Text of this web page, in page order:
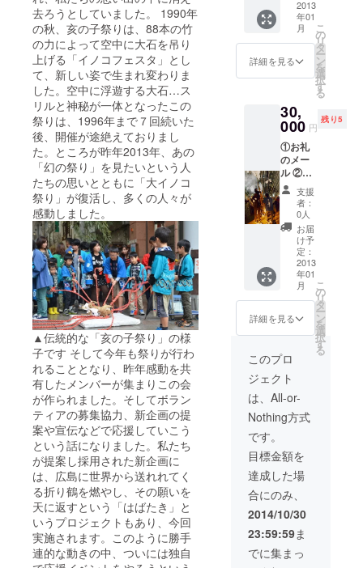
去ろうとしていました。 1990年
の秋、亥の子祭りは、88本の竹
の力によって空中に大石を吊り
上げる「イノコフェスタ」とし
て、新しい姿で生まれ変わりま
した。空中に浮遊する大石…ス
リルと神秘が一体となったこの
祭りは、1996年まで７回続いた
後、開催が途絶えておりまし
た。ところが昨年2013年、あの
「幻の祭り」を見たいという人
たちの思いとともに「大イノコ
祭り」が復活し、多くの人々が
感動しました。
▲伝統的な「亥の子祭り」の様
子です そして今年も祭りが行わ
れることとなり、昨年感動を共
有したメンバーが集まりこの会
が作られました。そしてボラン
ティアの募集協力、新企画の提
案や宣伝などで応援していこう
という話になりました。私たち
が提案し採用された新企画に
は、広島に世界から送れれてく
る折り鶴を燃やし、その願いを
天に返すという「はばたき」と
いうプロジェクトもあり、今回
実施されます。このように勝手
連的な動きの中、ついには独自
（※画像
はイ
メージ
です）
前記載
（※大文
字での
記載に
なりま
す）
祭り」
オリジ
ナルT
シャツ1
枚 （※
画像は
イメー
ジで
す） ④
祭り当
日（8
日・9
日）メ
イン会
場グル
メ屋台
食券1枚
（500円
or オリ
ステッ
カー
2013
年01
月
詳細を見る
こ
の
リ
タ
ー
ン
を
選
択
す
る
30,
000 円
残り5
①お礼
のメー
ル ②プ
ロモー
ション
ビデオ
エンド
ロール
にお名
前記載
（※大文
字での
記載に
なりま
す）
イノコ
祭り」
オリジ
ナルT
シャツ1
枚 （※
ジで
す）
④「大
イノコ
祭り」
オリジ
ナル法
被1枚
（※画像
支援
者：
0人
お届
け予
定：
2013
年01
月
詳細を見る
こ
の
リ
タ
ー
ン
を
選
択
す
る
このプロ
ジェクト
は、All-or-
Nothing方式
です。
目標金額を
達成した場
合にのみ、
2014/10/30
23:59:59ま
でに集まっ